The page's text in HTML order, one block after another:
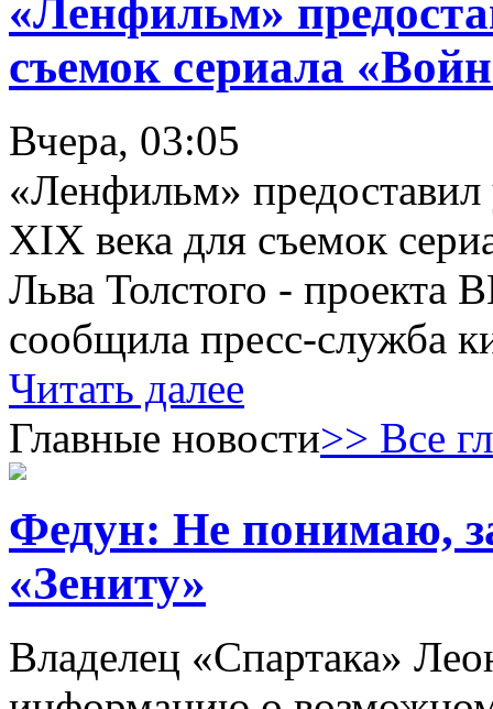
«Ленфильм»
съемок сериала
Вчера, 03:05
«Ленфильм»
XIX века для съемок
Льва Толстого - проекта
сообщила пресс-служба
Читать далее
Главные новости>> Все
Федун: Не понимаю,
«Зениту»
Владелец «Спартака»